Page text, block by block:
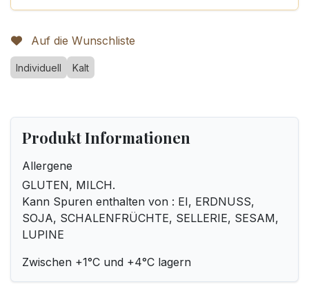
Auf die Wunschliste
Individuell Kalt
Produkt Informationen
Allergene
GLUTEN, MILCH.
Kann Spuren enthalten von : EI, ERDNUSS,
SOJA, SCHALENFRÜCHTE, SELLERIE, SESAM,
LUPINE
Zwischen +1°C und +4°C lagern